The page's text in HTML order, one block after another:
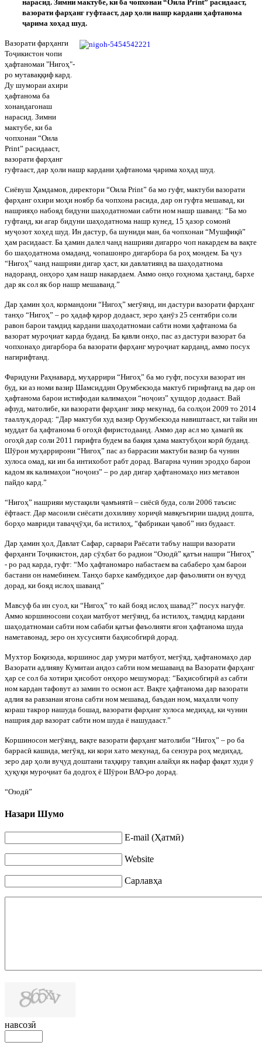
нарасид. Зимни мактубе, ки ба чопхонаи “Оила Print” расидааст,
вазорати фарҳанг гуфтааст, дар ҳоли нашр кардани ҳафтанома
ҷарима хоҳад шуд.
Вазорати фарҳанги
Тоҷикистон чопи
ҳафтаномаи "Нигоҳ"-
ро мутаваққиф кард.
Ду шумораи ахири
ҳафтанома ба
хонандагонаш
нарасид. Зимни
мактубе, ки ба
чопхонаи “Оила
Print” расидааст,
вазорати фарҳанг
гуфтааст, дар ҳоли нашр кардани ҳафтанома ҷарима хоҳад шуд.
Сиёвуш Ҳамдамов, директори “Оила Print” ба мо гуфт, мактуби вазорати
фарҳанг охири моҳи ноябр ба чопхона расида, дар он гуфта мешавад, ки
нашрияҳо набояд бидуни шаҳодатномаи сабти ном нашр шаванд: “Ба мо
гуфтанд, ки агар бидуни шаҳодатнома нашр кунед, 15 ҳазор сомонӣ
муҷозот хоҳед шуд. Ин дастур, ба шуниди ман, ба чопхонаи “Мушфиқӣ”
ҳам расидааст. Ба ҳамин далел чанд нашрияи дигарро чоп накардем ва вақте
бо шаҳодатнома омаданд, чопашонро дигарбора ба роҳ мондем. Ба ҷуз
“Нигоҳ” чанд нашрияи дигар ҳаст, ки давлатиянд ва шаҳодатнома
надоранд, онҳоро ҳам нашр накардаем. Аммо онҳо гоҳнома ҳастанд, бархе
дар як сол як бор нашр мешаванд.”
Дар ҳамин ҳол, кормандони “Нигоҳ” мегӯянд, ин дастури вазорати фарҳанг
танҳо “Нигоҳ” – ро ҳадаф қарор додааст, зеро ҳанӯз 25 сентябри соли
равон барои тамдид кардани шаҳодатномаи сабти номи ҳафтанома ба
вазорат муроҷиат карда буданд. Ба қавли онҳо, пас аз дастури вазорат ба
чопхонаҳо дигарбора ба вазорати фарҳанг муроҷиат карданд, аммо посух
нагирифтанд.
Фаридуни Раҳнавард, муҳаррири “Нигоҳ” ба мо гуфт, посухи вазорат ин
буд, ки аз номи вазир Шамсиддин Орумбекзода мактуб гирифтанд ва дар он
ҳафтанома барои истифодаи калимаҳои “ноҷоиз” ҳушдор додааст. Вай
афзуд, матолибе, ки вазорати фарҳанг зикр мекунад, ба солҳои 2009 то 2014
тааллуқ дорад: “Дар мактуби худ вазир Орумбекзода навиштааст, ки тайи ин
муддат ба ҳафтанома 6 огоҳӣ фиристодаанд. Аммо дар асл мо ҳамагӣ як
огоҳӣ дар соли 2011 гирифта будем ва бақия ҳама мактубҳои корӣ буданд.
Шӯрои муҳаррирони “Нигоҳ” пас аз баррасии мактуби вазир ба чунин
хулоса омад, ки ин ба интихобот рабт дорад. Вагарна чунин эродҳо барои
кадом як калимаҳои “ноҷоиз” – ро дар дигар ҳафтаномаҳо низ метавон
пайдо кард.”
“Нигоҳ” нашрияи мустақили ҷамъиятӣ – сиёсӣ буда, соли 2006 таъсис
ёфтааст. Дар масоили сиёсати дохиливу хориҷӣ мавқеъгирии шадид дошта,
борҳо мавриди таваҷҷӯҳи, ба истилоҳ, “фабрикаи ҷавоб” низ будааст.
Дар ҳамин ҳол, Давлат Сафар, сарвари Раёсати табъу нашри вазорати
фарҳанги Тоҷикистон, дар сӯҳбат бо радиои “Озодӣ” қатъи нашри “Нигоҳ”
- ро рад карда, гуфт: “Мо ҳафтаномаро набастаем ва сабаберо ҳам барои
бастани он намебинем. Танҳо бархе камбудиҳое дар фаъолияти он вуҷуд
дорад, ки бояд ислоҳ шаванд”
Мавсуф ба ин суол, ки “Нигоҳ” то кай бояд ислоҳ шавад?” посух нагуфт.
Аммо коршиносони соҳаи матбуот мегӯянд, ба истилоҳ, тамдид кардани
шаҳодатномаи сабти ном сабаби қатъи фаъолияти ягон ҳафтанома шуда
наметавонад, зеро он хусусияти баҳисобгирӣ дорад.
Мухтор Боқизода, коршинос дар умури матбуот, мегӯяд, ҳафтаномаҳо дар
Вазорати адлияву Кумитаи андоз сабти ном мешаванд ва Вазорати фарҳанг
ҳар се сол ба хотири ҳисобот онҳоро мешуморад: “Баҳисобгирӣ аз сабти
ном кардан тафовут аз замин то осмон аст. Вақте ҳафтанома дар вазорати
адлия ва равзанаи ягона сабти ном мешавад, баъдан ном, маҳалли чопу
кораш такрор нашуда бошад, вазорати фарҳанг хулоса медиҳад, ки чунин
нашрия дар вазорат сабти ном шуда ё нашудааст.”
Коршиносон мегӯянд, вақте вазорати фарҳанг матолиби “Нигоҳ” – ро ба
баррасӣ кашида, мегӯяд, ки кори хато мекунад, ба сензура роҳ медиҳад,
зеро дар ҳоли вуҷуд доштани таҳқиру тавҳин алайҳи як нафар фақат худи ӯ
ҳуқуқи муроҷиат ба додгоҳ ё Шӯрои ВАО-ро дорад.
“Озодӣ”
Назари Шумо
E-mail (Ҳатмӣ)
Website
Сарлавҳа
навсозӣ